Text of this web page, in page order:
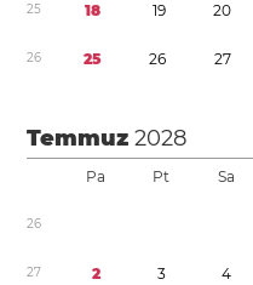
25 18 19 20
26 25 26 27
Temmuz2028
Pa Pt Sa
26
27 2 3 4